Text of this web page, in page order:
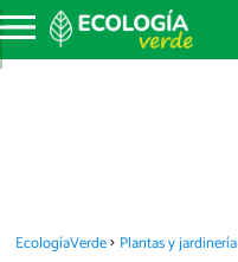
EcologíaVerde Plantas y jardinería